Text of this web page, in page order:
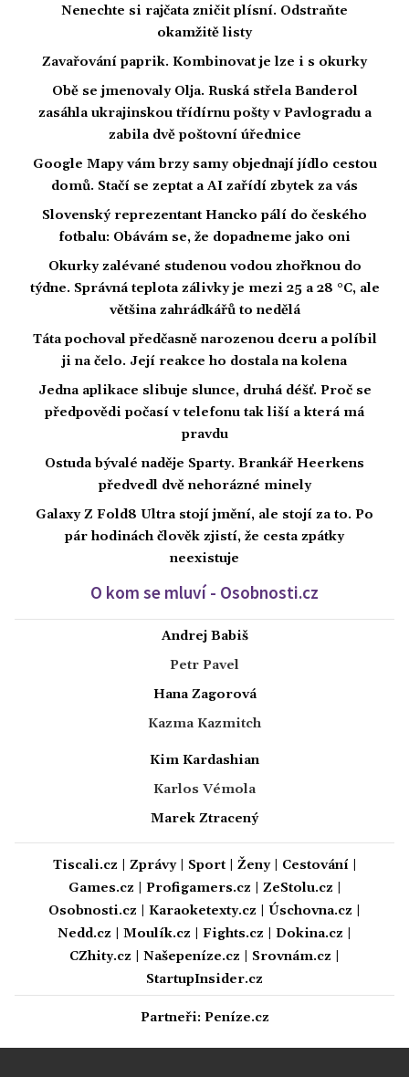
Nenechte si rajčata zničit plísní. Odstraňte
okamžitě listy
Zavařování paprik. Kombinovat je lze i s okurky
Obě se jmenovaly Olja. Ruská střela Banderol
zasáhla ukrajinskou třídírnu pošty v Pavlogradu a
zabila dvě poštovní úřednice
Google Mapy vám brzy samy objednají jídlo cestou
domů. Stačí se zeptat a AI zařídí zbytek za vás
Slovenský reprezentant Hancko pálí do českého
fotbalu: Obávám se, že dopadneme jako oni
Okurky zalévané studenou vodou zhořknou do
týdne. Správná teplota zálivky je mezi 25 a 28 °C, ale
většina zahrádkářů to nedělá
Táta pochoval předčasně narozenou dceru a políbil
ji na čelo. Její reakce ho dostala na kolena
Jedna aplikace slibuje slunce, druhá déšť. Proč se
předpovědi počasí v telefonu tak liší a která má
pravdu
Ostuda bývalé naděje Sparty. Brankář Heerkens
předvedl dvě nehorázné minely
Galaxy Z Fold8 Ultra stojí jmění, ale stojí za to. Po
pár hodinách člověk zjistí, že cesta zpátky
neexistuje
O kom se mluví - Osobnosti.cz
Andrej Babiš
Petr Pavel
Hana Zagorová
Kazma Kazmitch
Kim Kardashian
Karlos Vémola
Marek Ztracený
Tiscali.cz Zprávy| Sport| Ženy| Cestování|
Games.cz
Profigamers.cz ZeStolu.cz
Osobnosti.cz
Karaoketexty.cz Úschovna.cz
Nedd.cz
Moulík.cz Fights.cz Dokina.cz
CZhity.cz
Našepeníze.cz Srovnám.cz
StartupInsider.cz
Partneři: Peníze.cz